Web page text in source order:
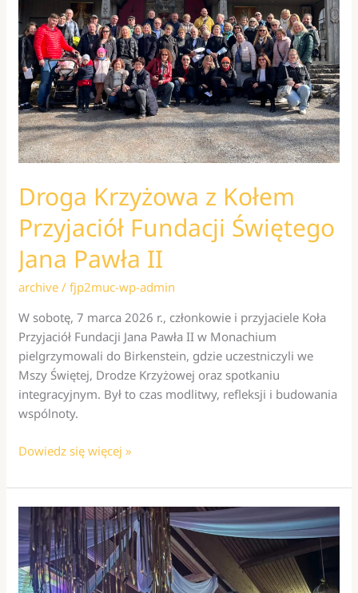
Droga Krzyżowa z Kołem
Przyjaciół Fundacji Świętego
Jana Pawła II
archive /fjp2muc-wp-admin
W sobotę, 7 marca 2026 r., członkowie i przyjaciele Koła
Przyjaciół Fundacji Jana Pawła II w Monachium
pielgrzymowali do Birkenstein, gdzie uczestniczyli we
Mszy Świętej, Drodze Krzyżowej oraz spotkaniu
integracyjnym. Był to czas modlitwy, refleksji i budowania
wspólnoty.
Droga
z
Kołem
Przyjaciół
Fundacji
Świętego
Jana
Dowiedz się więcej »